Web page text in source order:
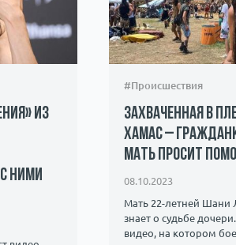
из
ними
#Происшествия
Захваченная в
ХАМАС –
мать просит
08.10.2023
Мать 22-летней Шани
знает о судьбе
видео, на котором